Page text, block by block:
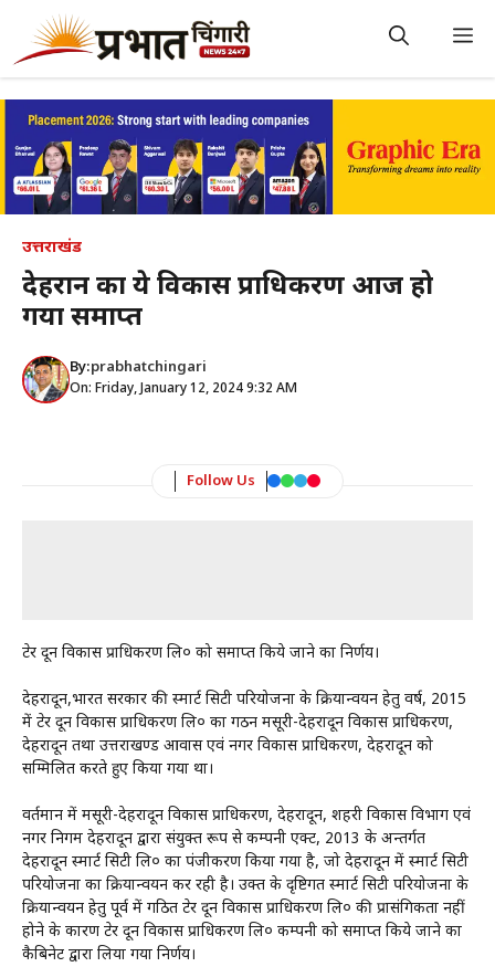
content
उत्तराखंड
देहरादून का ये विकास प्राधिकरण आज हो
गया समाप्त
By:prabhatchingari
On: Friday, January 12, 2024 9:32 AM
Follow Us
ग्रेटर दून विकास प्राधिकरण लि० को समाप्त किये जाने का निर्णय।
देहरादून,भारत सरकार की स्मार्ट सिटी परियोजना के क्रियान्वयन हेतु वर्ष, 2015
में ग्रेटर दून विकास प्राधिकरण लि० का गठन मसूरी-देहरादून विकास प्राधिकरण,
देहरादून तथा उत्तराखण्ड आवास एवं नगर विकास प्राधिकरण, देहरादून को
सम्मिलित करते हुए किया गया था।
वर्तमान में मसूरी-देहरादून विकास प्राधिकरण, देहरादून, शहरी विकास विभाग एवं
नगर निगम देहरादून द्वारा संयुक्त रूप से कम्पनी एक्ट, 2013 के अन्तर्गत
देहरादून स्मार्ट सिटी लि० का पंजीकरण किया गया है, जो देहरादून में स्मार्ट सिटी
परियोजना का क्रियान्वयन कर रही है। उक्त के दृष्टिगत स्मार्ट सिटी परियोजना के
क्रियान्वयन हेतु पूर्व में गठित ग्रेटर दून विकास प्राधिकरण लि० की प्रासंगिकता नहीं
होने के कारण ग्रेटर दून विकास प्राधिकरण लि० कम्पनी को समाप्त किये जाने का
कैबिनेट द्वारा लिया गया निर्णय।